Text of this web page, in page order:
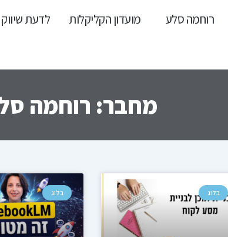
רוחמה סלע מועדון הקליקלות לדעת שיווק
מחבר: רוחמה
בלוג בלוג
עמוד